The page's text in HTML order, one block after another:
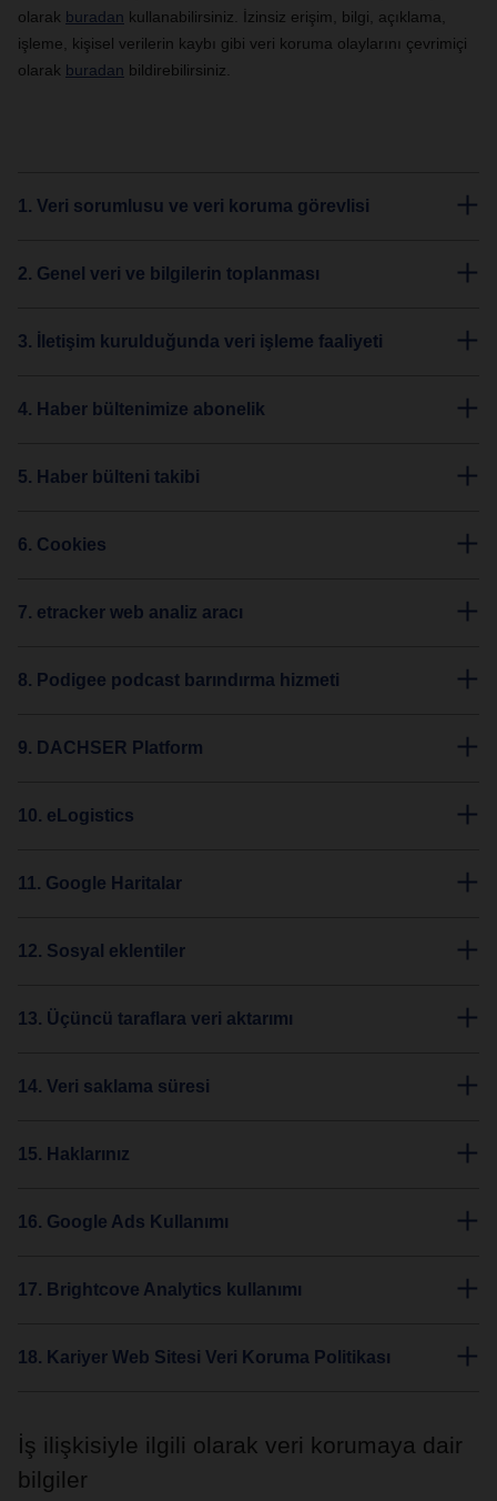
olarak buradan kullanabilirsiniz. İzinsiz erişim, bilgi, açıklama,
işleme, kişisel verilerin kaybı gibi veri koruma olaylarını çevrimiçi
olarak buradan bildirebilirsiniz.
1. Veri sorumlusu ve veri koruma görevlisi
2. Genel veri ve bilgilerin toplanması
3. İletişim kurulduğunda veri işleme faaliyeti
4. Haber bültenimize abonelik
5. Haber bülteni takibi
6. Cookies
7. etracker web analiz aracı
8. Podigee podcast barındırma hizmeti
9. DACHSER Platform
10. eLogistics
11. Google Haritalar
12. Sosyal eklentiler
13. Üçüncü taraflara veri aktarımı
14. Veri saklama süresi
15. Haklarınız
16. Google Ads Kullanımı
17. Brightcove Analytics kullanımı
18. Kariyer Web Sitesi Veri Koruma Politikası
İş ilişkisiyle ilgili olarak veri korumaya dair
bilgiler